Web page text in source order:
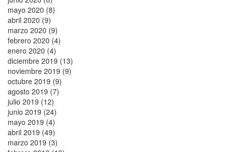
mayo 2020 (8)
abril 2020 (9)
marzo 2020 (9)
febrero 2020 (4)
enero 2020 (4)
diciembre 2019 (13)
noviembre 2019 (9)
octubre 2019 (9)
agosto 2019 (7)
julio 2019 (12)
junio 2019 (24)
mayo 2019 (4)
abril 2019 (49)
marzo 2019 (3)